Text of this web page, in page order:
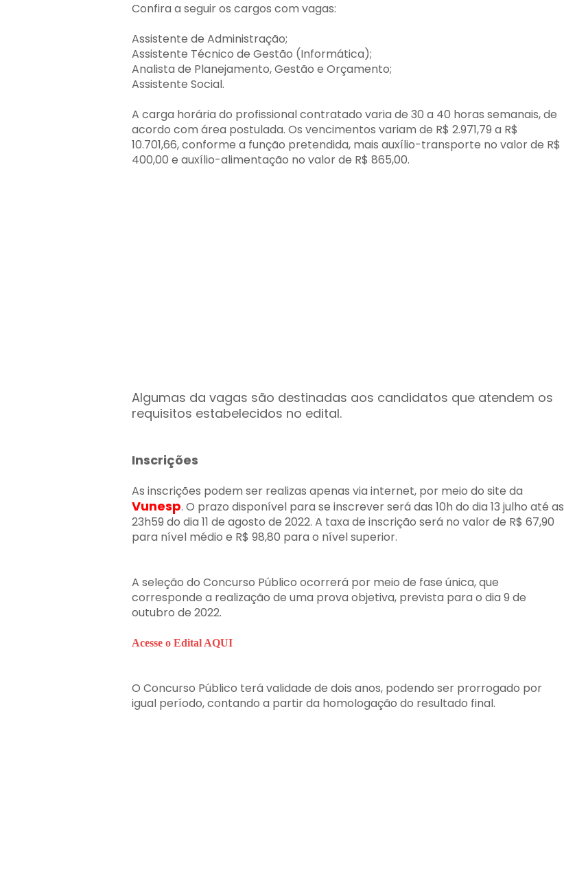
Confira a seguir os cargos com vagas:
Assistente de Administração;
Assistente Técnico de Gestão (Informática);
Analista de Planejamento, Gestão e Orçamento;
Assistente Social.
A carga horária do profissional contratado varia de 30 a 40 horas semanais, de
acordo com área postulada. Os vencimentos variam de R$ 2.971,79 a R$
10.701,66, conforme a função pretendida, mais auxílio-transporte no valor de R$
400,00 e auxílio-alimentação no valor de R$ 865,00.
Algumas da vagas são destinadas aos candidatos que atendem os
requisitos estabelecidos no edital.
Inscrições
As inscrições podem ser realizas apenas via internet, por meio do site da
Vunesp. O prazo disponível para se inscrever será das 10h do dia 13 julho até as
23h59 do dia 11 de agosto de 2022. A taxa de inscrição será no valor de R$ 67,90
para nível médio e R$ 98,80 para o nível superior.
A seleção do Concurso Público ocorrerá por meio de fase única, que
corresponde a realização de uma prova objetiva, prevista para o dia 9 de
outubro de 2022.
Acesse o Edital AQUI
O Concurso Público terá validade de dois anos, podendo ser prorrogado por
igual período, contando a partir da homologação do resultado final.